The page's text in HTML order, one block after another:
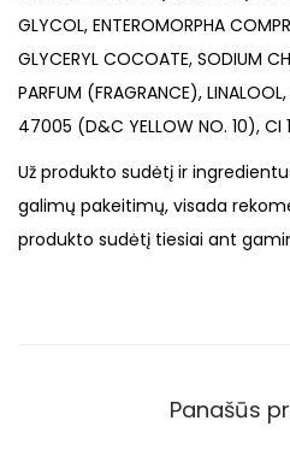
GLYCOL, ENTEROMORPHA
GLYCERYL COCOATE, SODIUM
PARFUM (FRAGRANCE),
47005 (D&C YELLOW NO. 10), CI
Už produkto sudėtį ir
galimų pakeitimų, visada
produkto sudėtį tiesiai ant
Panašūs